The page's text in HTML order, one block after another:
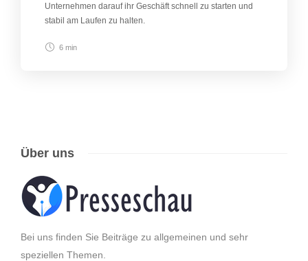
Unternehmen darauf ihr Geschäft schnell zu starten und
stabil am Laufen zu halten.
6 min
Über uns
Bei uns finden Sie Beiträge zu allgemeinen und sehr
speziellen Themen.